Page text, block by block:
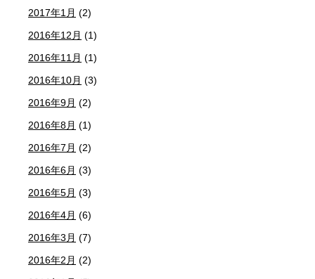
2017年1月 (2)
2016年12月 (1)
2016年11月 (1)
2016年10月 (3)
2016年9月 (2)
2016年8月 (1)
2016年7月 (2)
2016年6月 (3)
2016年5月 (3)
2016年4月 (6)
2016年3月 (7)
2016年2月 (2)